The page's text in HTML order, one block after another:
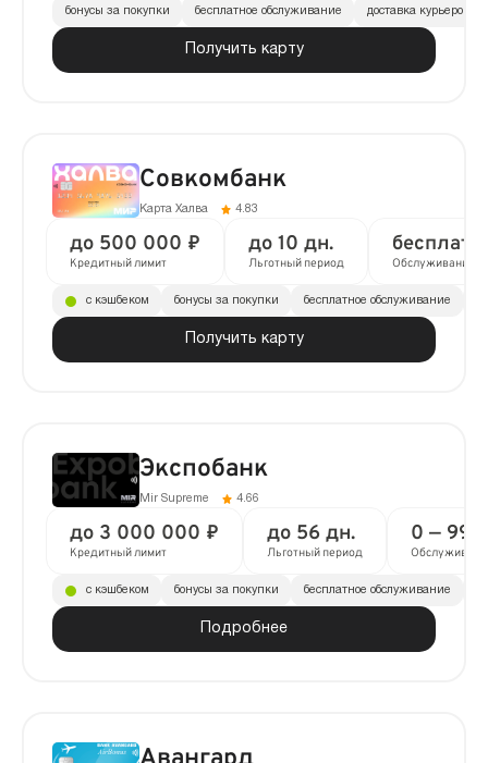
Получить карту
бонусы за покупки бесплатное обслуживание доставка курьером
Совкомбанк
Карта Халва 4.83
до 500 000 ₽
Кредитный лимит
до 10 дн.
Льготный период Обслуживание
Получить карту
с кэшбеком бонусы за покупки бесплатное обслуживание
Экспобанк
Mir Supreme 4.66
до 3 000 000 ₽
Кредитный лимит
до 56 дн.
Льготный период
0 —
Подробнее
с кэшбеком бонусы за покупки бесплатное обслуживание